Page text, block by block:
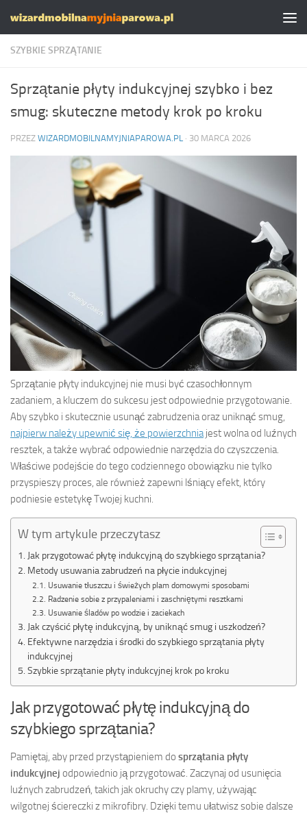
Skip to content
SZYBKIE SPRZĄTANIE
Sprzątanie płyty indukcyjnej szybko i bez
smug: skuteczne metody krok po kroku
PRZEZ WIZARDMOBILNAMYJNIAPAROWA.PL · 30 MARCA 2026
Sprzątanie płyty indukcyjnej nie musi być czasochłonnym
zadaniem, a kluczem do sukcesu jest odpowiednie przygotowanie.
Aby szybko i skutecznie usunąć zabrudzenia oraz uniknąć smug,
najpierw należy upewnić się, że powierzchnia jest wolna od luźnych
resztek, a także wybrać odpowiednie narzędzia do czyszczenia.
Właściwe podejście do tego codziennego obowiązku nie tylko
przyspieszy proces, ale również zapewni lśniący efekt, który
podniesie estetykę Twojej kuchni.
W tym artykule przeczytasz
Jak przygotować płytę indukcyjną do szybkiego sprzątania?
Metody usuwania zabrudzeń na płycie indukcyjnej
Usuwanie tłuszczu i świeżych plam domowymi sposobami
Radzenie sobie z przypaleniami i zaschniętymi resztkami
Usuwanie śladów po wodzie i zaciekach
Jak czyścić płytę indukcyjną, by uniknąć smug i uszkodzeń?
Efektywne narzędzia i środki do szybkiego sprzątania płyty
indukcyjnej
Szybkie sprzątanie płyty indukcyjnej krok po kroku
Jak przygotować płytę indukcyjną do
szybkiego sprzątania?
Pamiętaj, aby przed przystąpieniem do sprzątania płyty
indukcyjnej odpowiednio ją przygotować. Zaczynaj od usunięcia
luźnych zabrudzeń, takich jak okruchy czy plamy, używając
wilgotnej ściereczki z mikrofibry. Dzięki temu ułatwisz sobie dalsze